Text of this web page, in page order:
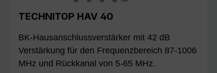
TECHNITOP HAV 40
BK-Hausanschlussverstärker mit 42 dB
Verstärkung für den Frequenzbereich 87-1006
MHz und Rückkanal von 5-65 MHz.